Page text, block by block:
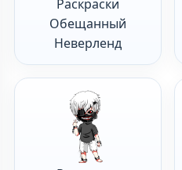
Раскраски
Обещанный
Неверленд